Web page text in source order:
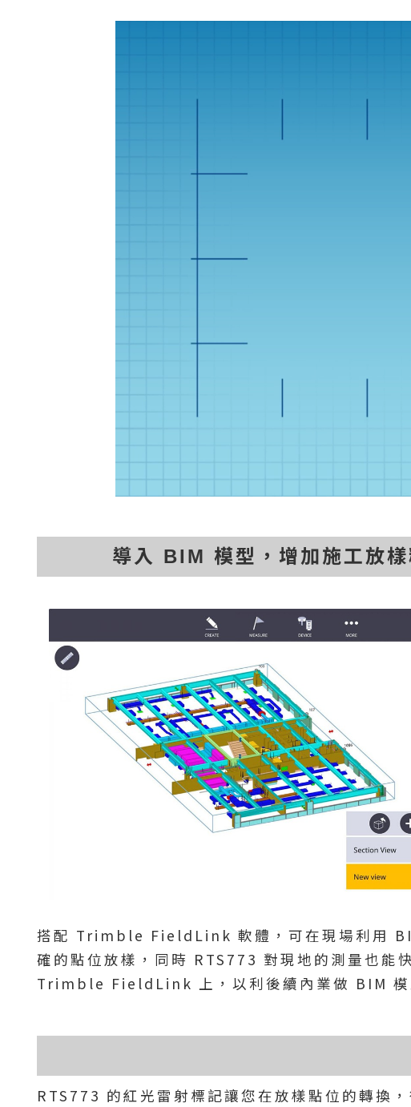
導入 BIM 模型，增加施工放樣
搭配 Trimble FieldLink 軟體，可在現場利用
確的點位放樣，同時 RTS773 對現地的測量也能
Trimble FieldLink 上，以利後續內業做 BIM 模
RTS773 的紅光雷射標記讓您在放樣點位的轉換